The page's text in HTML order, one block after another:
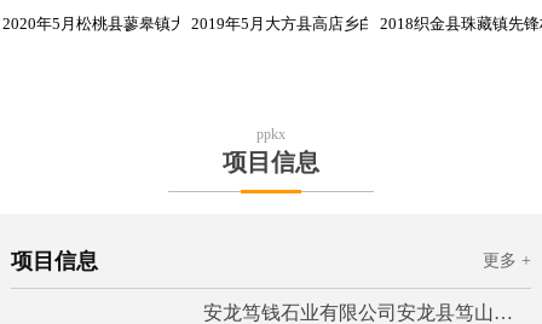
2020年5月松桃县蓼皋镇大坪盖锰矿项目 安全评价业务网上公开信息表
2019年5月大方县高店乡白龙村玄武岩矿建设项目
2018织金县珠藏镇先
ppkx
项目信息
项目信息 更多 +
安龙笃钱石业有限公司安龙县笃山俊材石料厂(新建)年产8万吨露天矿山建设项目安全预评价